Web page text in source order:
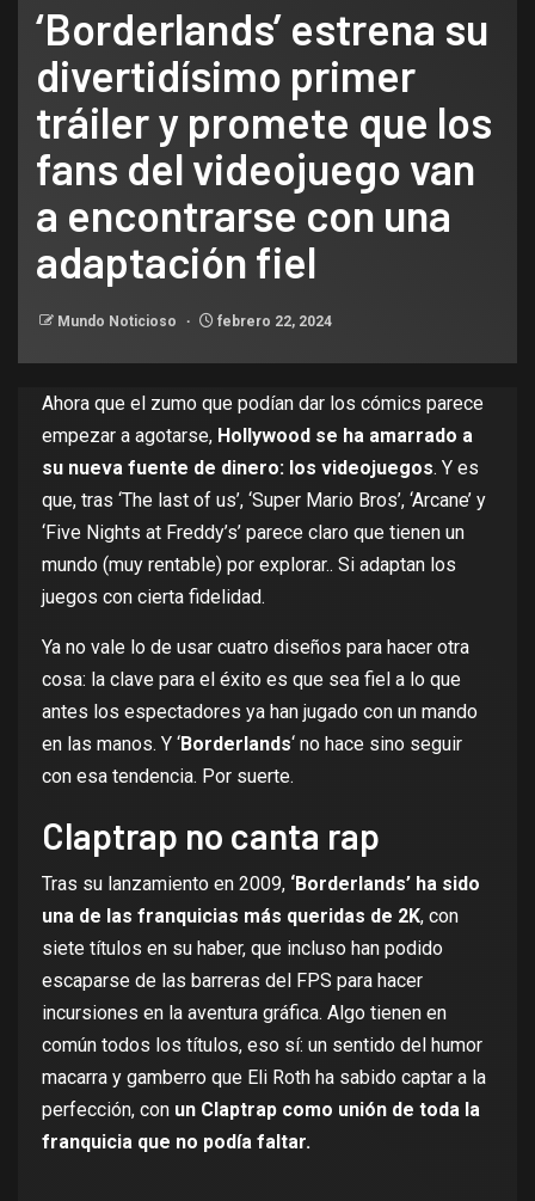
‘Borderlands’ estrena su
divertidísimo primer
tráiler y promete que los
fans del videojuego van
a encontrarse con una
adaptación fiel
Mundo Noticioso febrero 22, 2024
Ahora que el zumo que podían dar los cómics parece
empezar a agotarse, Hollywood se ha amarrado a
su nueva fuente de dinero: los videojuegos. Y es
que, tras ‘The last of us’, ‘Super Mario Bros’, ‘Arcane’ y
‘Five Nights at Freddy’s’ parece claro que tienen un
mundo (muy rentable) por explorar.. Si adaptan los
juegos con cierta fidelidad.
Ya no vale lo de usar cuatro diseños para hacer otra
cosa: la clave para el éxito es que sea fiel a lo que
antes los espectadores ya han jugado con un mando
en las manos. Y ‘Borderlands‘ no hace sino seguir
con esa tendencia. Por suerte.
Claptrap no canta rap
Tras su lanzamiento en 2009, ‘Borderlands’ ha sido
una de las franquicias más queridas de 2K, con
siete títulos en su haber, que incluso han podido
escaparse de las barreras del FPS para hacer
incursiones en la aventura gráfica. Algo tienen en
común todos los títulos, eso sí: un sentido del humor
macarra y gamberro que Eli Roth ha sabido captar a la
perfección, con un Claptrap como unión de toda la
franquicia que no podía faltar.